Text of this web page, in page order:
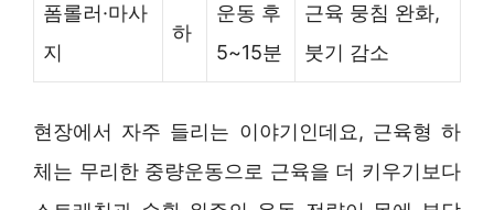
폼롤러·마사
지
하
운동 후
5~15분
근육 뭉침 완화,
붓기 감소
현장에서 자주 들리는 이야기인데요, 근육형 하
체는 무리한 중량운동으로 근육을 더 키우기보다